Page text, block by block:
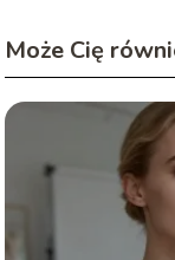
Może Cię